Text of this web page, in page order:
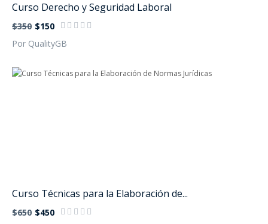
Curso Derecho y Seguridad Laboral
$350 $150
Por QualityGB
Curso Técnicas para la Elaboración de...
$650 $450